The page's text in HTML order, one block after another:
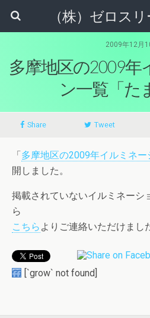
（株）ゼロス
2009年12月
多摩地区の2009年
ン一覧「た
Share Tweet
「多摩地区の2009年イルミネー
開しました。
掲載されていないイルミネーシ
ら
こちら よりご連絡いただけまし
[`grow` not found]